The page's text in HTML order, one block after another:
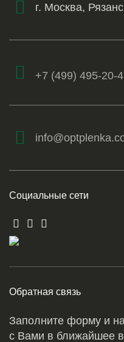
г. Москва,
+7 (499) 495-20-
Социальные сети
Обратная связь
Заполните форму и
с Вами в ближайшее